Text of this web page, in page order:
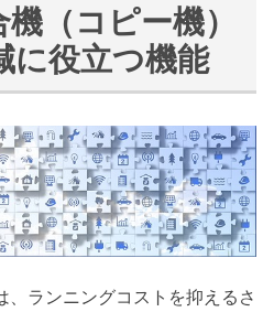
（コピー機）
に役立つ機能
、ランニングコストを抑えるさ